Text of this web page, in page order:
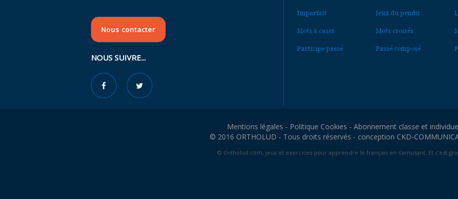
Nous contacter
NOUS SUIVRE...
Imparfait Jeux du pendu
Mots à caser Mots croisés
Participe passé Passé composé
Mentions légales - Politique Cookies - Abonnement classe et
© 2016 ORTHOLUD - Tous droits réservés - conception CKD-
© Ortholud.com, jeux et exercices pour apprendre le français en s'amusant. Et c'est